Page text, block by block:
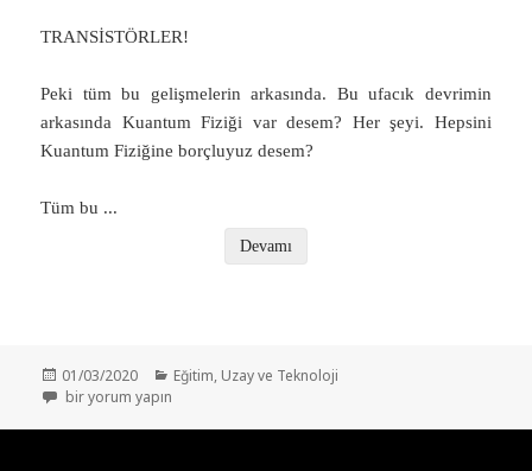
TRANSİSTÖRLER!
Peki tüm bu gelişmelerin arkasında. Bu ufacık devrimin
arkasında Kuantum Fiziği var desem? Her şeyi. Hepsini
Kuantum Fiziğine borçluyuz desem?
Tüm bu ...
Devamı
Yayın
tarihi
01/03/2020 Kategoriler
Eğitim, Uzay ve Teknoloji
Tarihin En Önemli İcadı: TRANSİSTÖRLER! için
bir yorum yapın